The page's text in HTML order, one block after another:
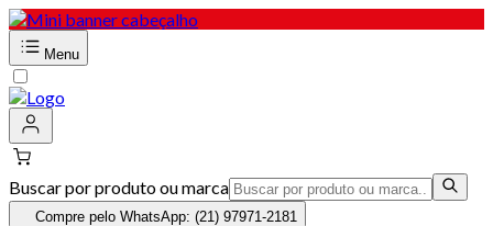
Menu
Buscar por produto ou marca
Compre pelo WhatsApp: (21) 97971-2181